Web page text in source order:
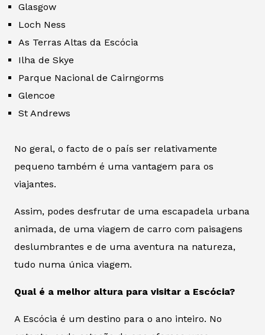
Glasgow
Loch Ness
As Terras Altas da Escócia
Ilha de Skye
Parque Nacional de Cairngorms
Glencoe
St Andrews
No geral, o facto de o país ser relativamente
pequeno também é uma vantagem para os
viajantes.
Assim, podes desfrutar de uma escapadela urbana
animada, de uma viagem de carro com paisagens
deslumbrantes e de uma aventura na natureza,
tudo numa única viagem.
Qual é a melhor altura para visitar a Escócia?
A Escócia é um destino para o ano inteiro. No